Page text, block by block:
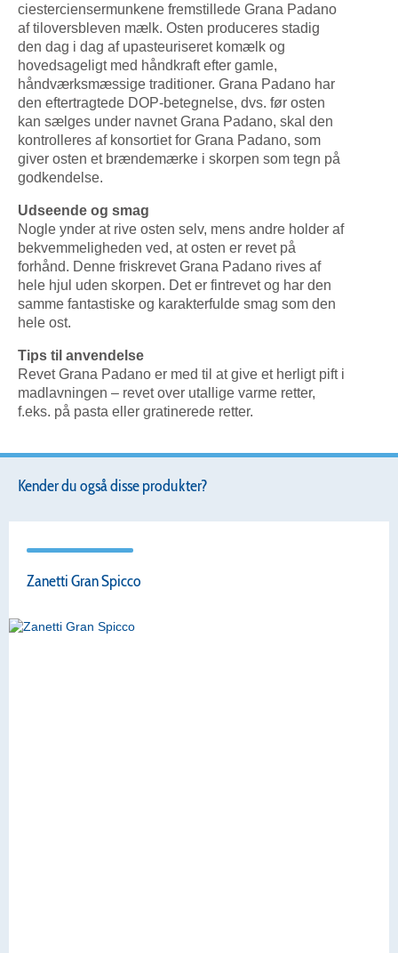
ciesterciensermunkene fremstillede Grana Padano
af tiloversbleven mælk. Osten produceres stadig
den dag i dag af upasteuriseret komælk og
hovedsageligt med håndkraft efter gamle,
håndværksmæssige traditioner. Grana Padano har
den eftertragtede DOP-betegnelse, dvs. før osten
kan sælges under navnet Grana Padano, skal den
kontrolleres af konsortiet for Grana Padano, som
giver osten et brændemærke i skorpen som tegn på
godkendelse.
Udseende og smag
Nogle ynder at rive osten selv, mens andre holder af
bekvemmeligheden ved, at osten er revet på
forhånd. Denne friskrevet Grana Padano rives af
hele hjul uden skorpen. Det er fintrevet og har den
samme fantastiske og karakterfulde smag som den
hele ost.
Tips til anvendelse
Revet Grana Padano er med til at give et herligt pift i
madlavningen – revet over utallige varme retter,
f.eks. på pasta eller gratinerede retter.
Kender du også disse produkter?
Zanetti Gran Spicco